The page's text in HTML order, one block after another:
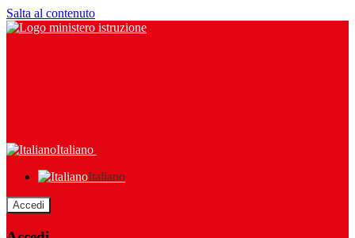
Salta al contenuto
Italiano
Italiano
Accedi